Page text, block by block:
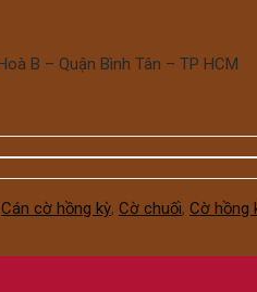
B – Quận Bình Tân – TP HCM
Cán cờ hồng kỳ, Cờ chuối, Cờ hồng